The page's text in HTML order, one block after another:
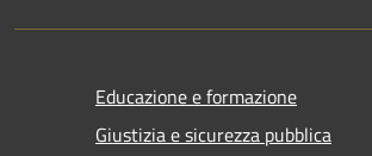
Educazione e formazione
Giustizia e sicurezza pubblica